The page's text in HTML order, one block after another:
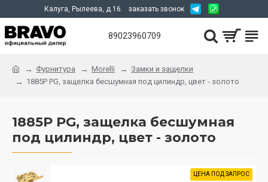
Калуга, Рылеева, д.16. заказать звонок
89023960709
Фурнитура Morelli
Замки и защелки
1885P PG, защелка бесшумная под цилиндр, цвет - золото
1885P PG, защелка бесшумная
под цилиндр, цвет - золото
ЦЕНА ПОД ЗАПРОС